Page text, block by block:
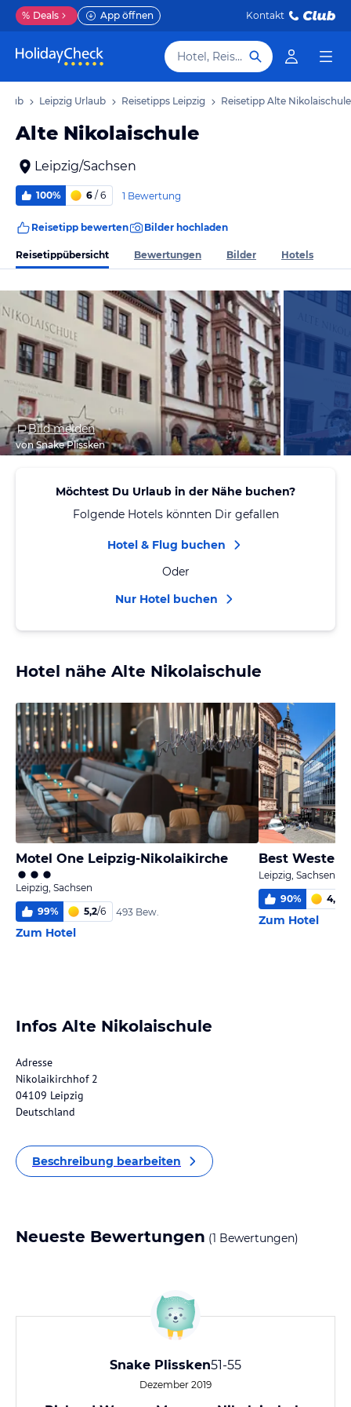
% Deals App öffnen Kontakt
Hotel, Reiseziel
Leipzig Urlaub Reisetipps Leipzig Reisetipp Alte Nikolaischule
Alte Nikolaischule
Leipzig/Sachsen
100% 6 / 6 1 Bewertung
Reisetipp bewerten Bilder hochladen
Reisetippübersicht Bewertungen Bilder Hotels
Bild melden
von Snake Plissken
Möchtest Du Urlaub in der Nähe buchen?
Folgende Hotels könnten Dir gefallen
Hotel & Flug buchen
Oder
Nur Hotel buchen
Hotel nähe Alte Nikolaischule
Motel One Leipzig-Nikolaikirche
Leipzig, Sachsen
99% 5,2/6 493 Bew.
Zum Hotel
Leipzig, Sachsen
90% 4,7
Zum Hotel
Infos Alte Nikolaischule
Adresse
Nikolaikirchhof 2
04109 Leipzig
Deutschland
Beschreibung bearbeiten
Neueste Bewertungen (1 Bewertungen)
Snake Plissken51-55
Dezember 2019